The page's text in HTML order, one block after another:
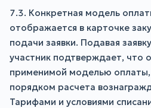
7.3. Конкретная модель
отображается в карточке
подачи заявки. Подавая
участник подтверждает, что
применимой моделью
порядком расчета
Тарифами и условиями